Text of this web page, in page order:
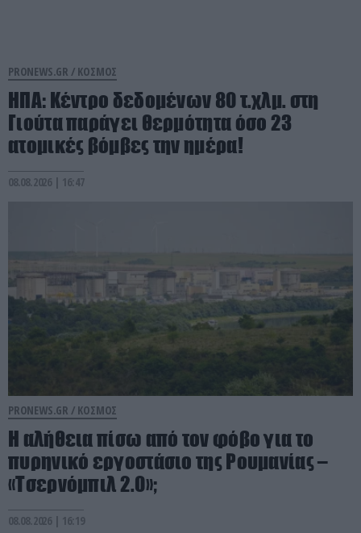
PRONEWS.GR / ΚΟΣΜΟΣ
ΗΠΑ: Κέντρο δεδομένων 80 τ.χλμ. στη
Γιούτα παράγει θερμότητα όσο 23
ατομικές βόμβες την ημέρα!
08.08.2026 | 16:47
PRONEWS.GR / ΚΟΣΜΟΣ
Η αλήθεια πίσω από τον φόβο για το
πυρηνικό εργοστάσιο της Ρουμανίας –
«Τσερνόμπιλ 2.0»;
08.08.2026 | 16:19